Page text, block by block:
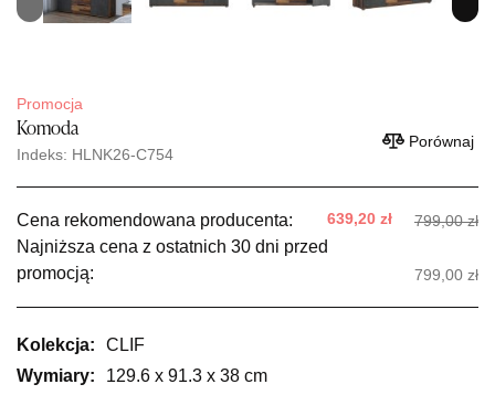
Promocja
Komoda
Indeks: HLNK26-C754
Porównaj
Cena rekomendowana producenta: 639,20 zł 799,00 zł
Najniższa cena z ostatnich 30 dni przed
promocją:
799,00 zł
Kolekcja:
CLIF
Wymiary:
129.6 x 91.3 x 38 cm